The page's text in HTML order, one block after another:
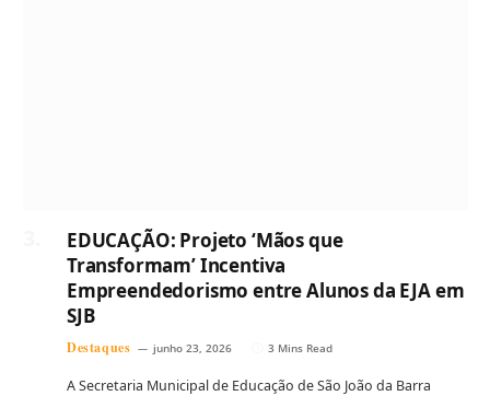
EDUCAÇÃO: Projeto ‘Mãos que
Transformam’ Incentiva
Empreendedorismo entre Alunos da EJA em
SJB
Destaques junho 23, 2026 3 Mins Read
A Secretaria Municipal de Educação de São João da Barra